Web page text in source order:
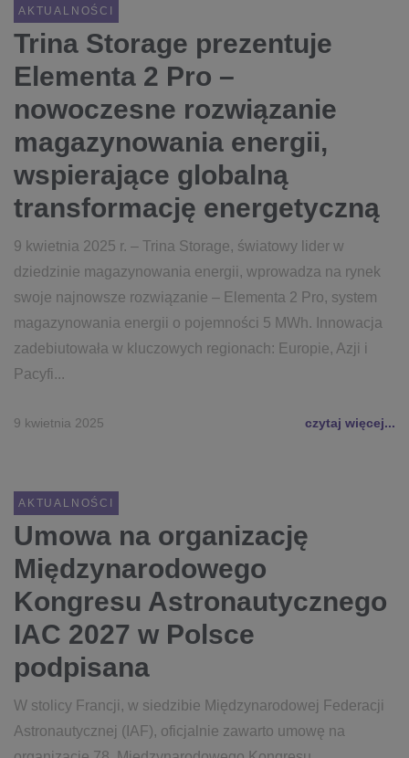
AKTUALNOŚCI
Trina Storage prezentuje
Elementa 2 Pro –
nowoczesne rozwiązanie
magazynowania energii,
wspierające globalną
transformację energetyczną
9 kwietnia 2025 r. – Trina Storage, światowy lider w
dziedzinie magazynowania energii, wprowadza na rynek
swoje najnowsze rozwiązanie – Elementa 2 Pro, system
magazynowania energii o pojemności 5 MWh. Innowacja
zadebiutowała w kluczowych regionach: Europie, Azji i
Pacyfi...
9 kwietnia 2025 czytaj więcej...
AKTUALNOŚCI
Umowa na organizację
Międzynarodowego
Kongresu Astronautycznego
IAC 2027 w Polsce
podpisana
W stolicy Francji, w siedzibie Międzynarodowej Federacji
Astronautycznej (IAF), oficjalnie zawarto umowę na